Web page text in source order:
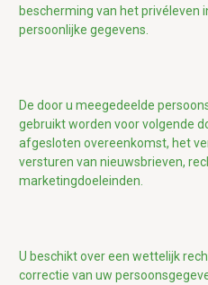
bescherming van het privéleven
persoonlijke gegevens
De door u meegedeelde
gebruikt worden voor volgende
afgesloten overeenkomst, het
versturen van nieuwsbrieven,
marketingdoeleinden
U beschikt over een wettelijk
correctie van uw